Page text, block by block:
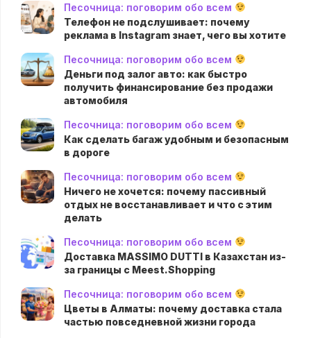
Песочница: поговорим обо всем
Телефон не подслушивает: почему
реклама в Instagram знает, чего вы хотите
Песочница: поговорим обо всем
Деньги под залог авто: как быстро
получить финансирование без продажи
автомобиля
Песочница: поговорим обо всем
Как сделать багаж удобным и безопасным
в дороге
Песочница: поговорим обо всем
Ничего не хочется: почему пассивный
отдых не восстанавливает и что с этим
делать
Песочница: поговорим обо всем
Доставка MASSIMO DUTTI в Казахстан из-
за границы с Meest.Shopping
Песочница: поговорим обо всем
Цветы в Алматы: почему доставка стала
частью повседневной жизни города